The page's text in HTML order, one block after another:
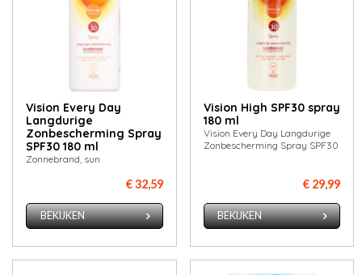
Vision Every Day
Langdurige
Zonbescherming Spray
SPF30 180 ml
Zonnebrand, sun
€ 32,59
BEKIJKEN
Vision High SPF30 spray
180 ml
Vision Every Day Langdurige
Zonbescherming Spray SPF30
€ 29,99
BEKIJKEN